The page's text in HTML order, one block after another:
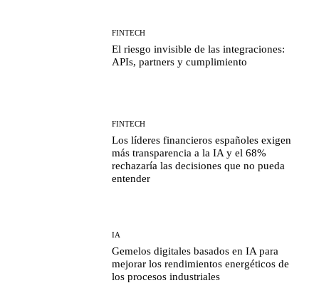
FINTECH
El riesgo invisible de las integraciones:
APIs, partners y cumplimiento
FINTECH
Los líderes financieros españoles exigen
más transparencia a la IA y el 68%
rechazaría las decisiones que no pueda
entender
IA
Gemelos digitales basados en IA para
mejorar los rendimientos energéticos de
los procesos industriales